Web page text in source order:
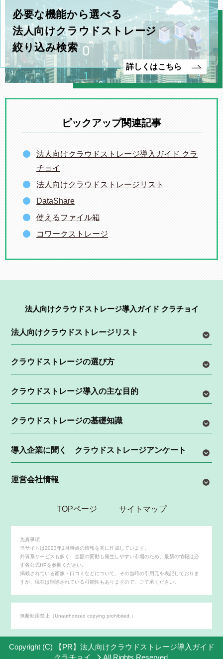
必要な機能から選べる
法人向けクラウドストレージ
絞り込み検索
詳しくはこちら
ピックアップ関連記事
法人向けクラウドストレージ導入ガイド クラ
チョイ
法人向けクラウドストレージリスト
DataShare
使えるファイル箱
コワークストレージ
法人向けクラウドストレージ導入ガイド クラチョイ
法人向けクラウドストレージリスト
クラウドストレージの選び方
クラウドストレージ導入の主な目的
クラウドストレージの基礎知識
導入企業に聞く クラウドストレージアンケート
運営会社情報
TOPページ サイトマップ
免責事項
当サイトは2023年1月時点の情報を基に作成しています。
外資系サービスも多く、金額の変動も発生しやすい市場のため、最新の情報は必
ず各公式HPを参照ください。
掲載されている画像・口コミなどについて、その当時の引用元を表記しておりま
すが、現在は削除されている可能性もありますので、ご了承ください。
無断転用禁止（Unauthorized copying prohibited.）
Copyright (C) 【PR】 法人向けクラウドストレージ導入ガイド
クラチョイ
All Rights Reserved.